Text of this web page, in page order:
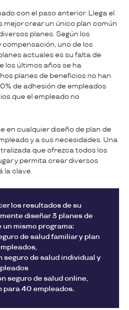
con el paso anterior. Llega el
mejor crear un único plan común
planes. Según los
uno de los
actuales es su falta de
los últimos años se ha
planes de beneficios no han
de adhesión de empleados
que el empleado no
en cualquier diseño de plan de
y a sus necesidades. Una
que ofrezca todos los
y permita crear diversos
la clave.
los resultados de su
diseñar 3 planes de
mismo programa:
de salud familiar y plan
seguro de salud individual y
seguro de salud online,
para 40 empleados.